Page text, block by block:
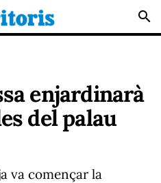
search
enjardinarà
del palau
va començar la